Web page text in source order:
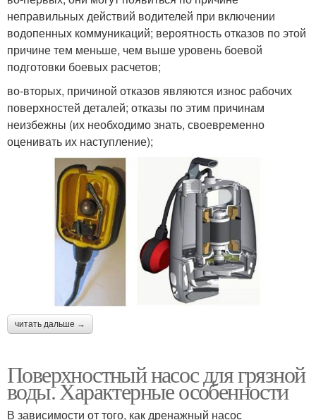
неправильных действий водителей при включении
водопенных коммуникаций; вероятность отказов по этой
причине тем меньше, чем выше уровень боевой
подготовки боевых расчетов;
во-вторых, причиной отказов являются износ рабочих
поверхностей деталей; отказы по этим причинам
неизбежны (их необходимо знать, своевременно
оценивать их наступление);
читать дальше →
Поверхностный насос для грязной
воды. Характерные особенности
В зависимости от того, как дренажный насос